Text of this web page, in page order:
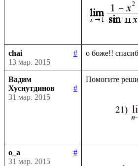
chai
#
13 мар. 2015
Вадим
Хуснутдинов
#
31 мар. 2015
o_a
#
31 мар. 2015